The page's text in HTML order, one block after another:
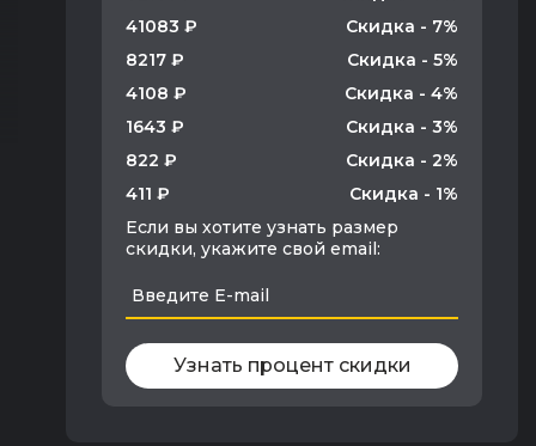
41083 ₽
Скидка - 7%
8217 ₽
Скидка - 5%
4108 ₽
Скидка - 4%
1643 ₽
Скидка - 3%
822 ₽
Скидка - 2%
411 ₽
Скидка - 1%
Если вы хотите узнать размер
скидки, укажите свой email:
Узнать процент скидки